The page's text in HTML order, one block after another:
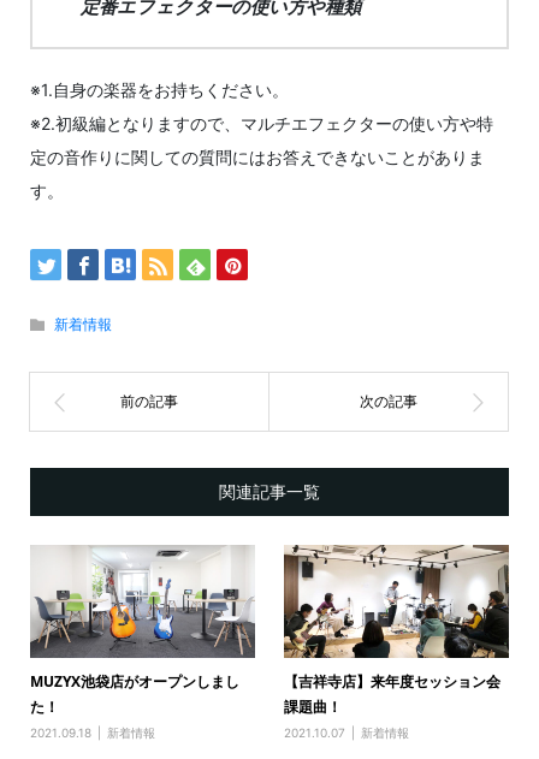
定番エフェクターの使い方や種類
※1.自身の楽器をお持ちください。
※2.初級編となりますので、マルチエフェクターの使い方や特
定の音作りに関しての質問にはお答えできないことがありま
す。
新着情報
関連記事一覧
MUZYX池袋店がオープンしまし
た！
2021.09.18 新着情報
【吉祥寺店】来年度セッション会
課題曲！
2021.10.07 新着情報